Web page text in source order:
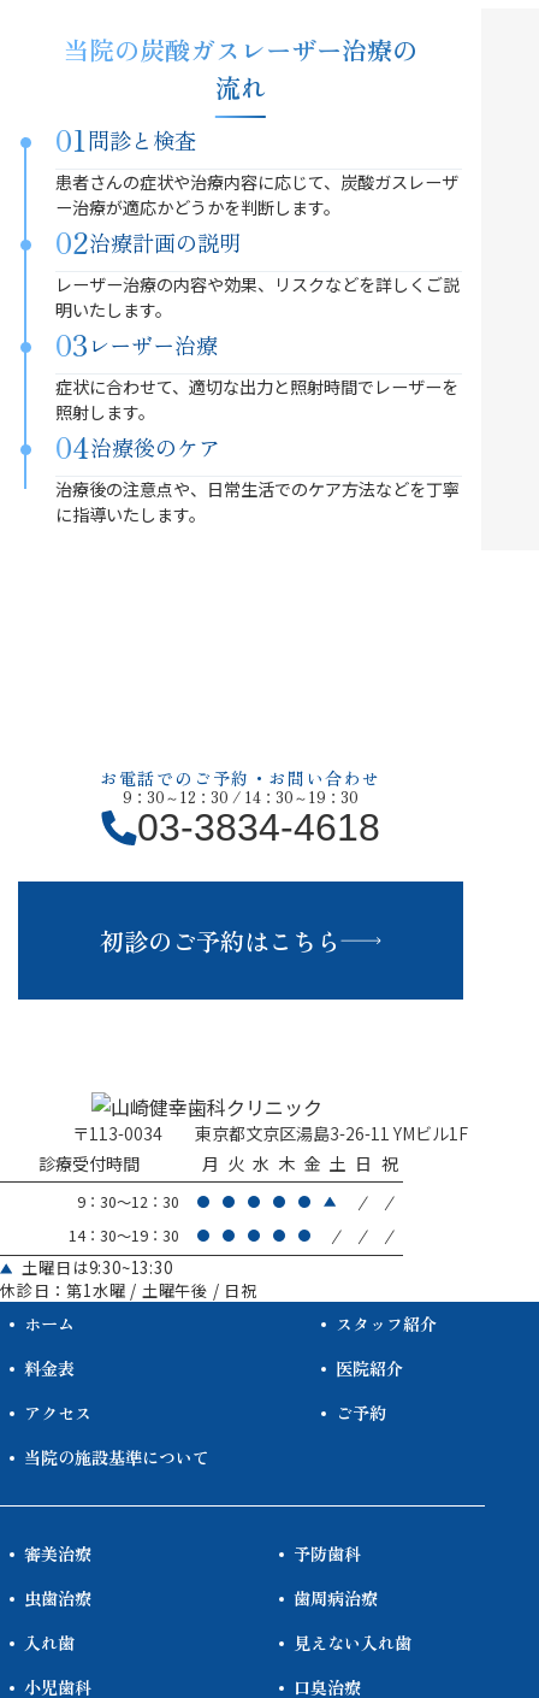
当院の炭酸ガスレーザー治療の
流れ
01問診と検査
患者さんの症状や治療内容に応じて、炭酸ガスレーザ
ー治療が適応かどうかを判断します。
02治療計画の説明
レーザー治療の内容や効果、リスクなどを詳しくご説
明いたします。
03レーザー治療
症状に合わせて、適切な出力と照射時間でレーザーを
照射します。
04治療後のケア
治療後の注意点や、日常生活でのケア方法などを丁寧
に指導いたします。
お電話でのご予約・お問い合わせ
9：30～12：30 / 14：30～19：30
03-3834-4618
初診のご予約はこちら
〒113-0034
東京都文京区湯島3-26-11 YMビル1F
診療受付時間
月 火 水 木 金 土 日 祝
9：30～12：30 / /
14：30～19：30 / / /
土曜日は9:30~13:30
休診日：第1水曜 / 土曜午後 / 日祝
ホーム
スタッフ紹介
料金表
医院紹介
アクセス
ご予約
当院の施設基準について
審美治療
予防歯科
虫歯治療
歯周病治療
入れ歯
見えない入れ歯
小児歯科
口臭治療